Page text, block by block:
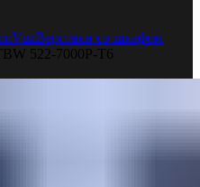
Верстаки со шкафом
522-7000P-T6